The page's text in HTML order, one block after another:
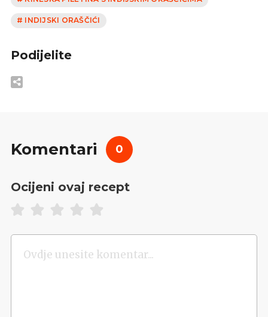
# INDIJSKI ORAŠČIĆI
Podijelite
Komentari 0
Ocijeni ovaj recept